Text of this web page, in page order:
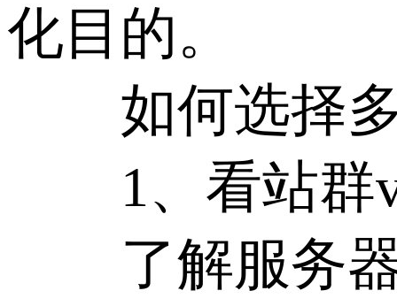
化目的。
如何选择多
1、看站群
了解服务器